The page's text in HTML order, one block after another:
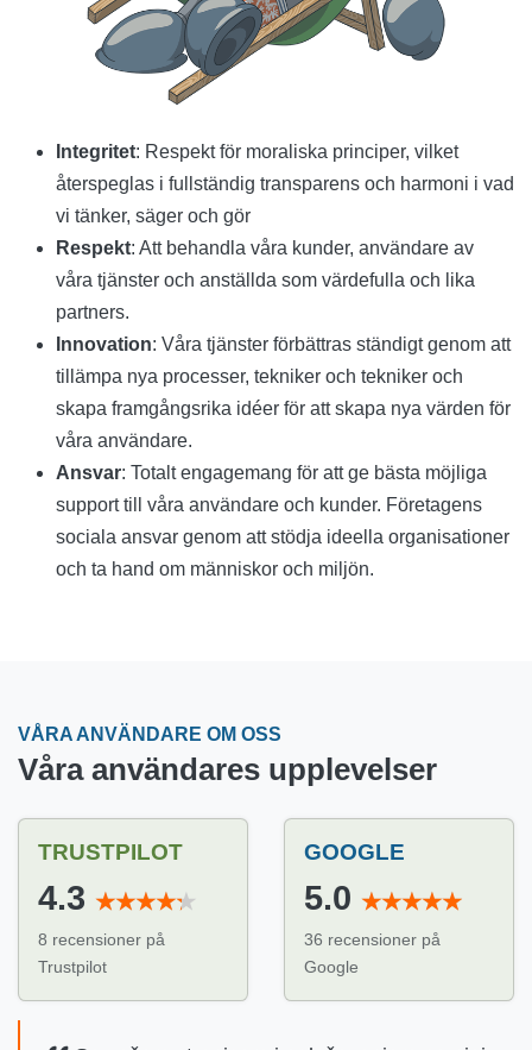
Integritet: Respekt för moraliska principer, vilket
återspeglas i fullständig transparens och harmoni i vad
vi tänker, säger och gör
Respekt: Att behandla våra kunder, användare av
våra tjänster och anställda som värdefulla och lika
partners.
Innovation: Våra tjänster förbättras ständigt genom att
tillämpa nya processer, tekniker och tekniker och
skapa framgångsrika idéer för att skapa nya värden för
våra användare.
Ansvar: Totalt engagemang för att ge bästa möjliga
support till våra användare och kunder. Företagens
sociala ansvar genom att stödja ideella organisationer
och ta hand om människor och miljön.
VÅRA ANVÄNDARE OM OSS
Våra användares upplevelser
TRUSTPILOT
4.3
8 recensioner på
Trustpilot
GOOGLE
5.0
36 recensioner på
Google